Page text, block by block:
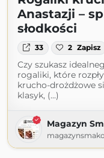
Anastazji –
słodkości
33 2 Zapisz
Czy szukasz
rogaliki, które
krucho-drożdżowe
klasyk, (...)
Magazyn